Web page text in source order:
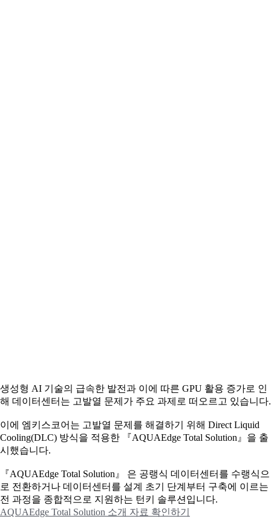
생성형 AI 기술의 급속한 발전과 이에 따른 GPU 활용 증가로 인
해 데이터센터는 고발열 문제가 주요 과제로 떠오르고 있습니다.
이에 엠키스코어는 고발열 문제를 해결하기 위해 Direct Liquid
Cooling(DLC) 방식을 적용한 『AQUAEdge Total Solution』을 출
시했습니다.
『AQUAEdge Total Solution』 은 공랭식 데이터센터를 수랭식으
로 전환하거나 데이터센터를 설계 초기 단계부터 구축에 이르는
전 과정을 종합적으로 지원하는 턴키 솔루션입니다.
AQUAEdge Total Solution 소개 자료 확인하기